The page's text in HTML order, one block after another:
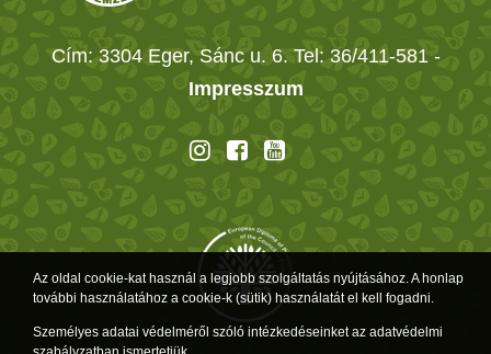
Cím: 3304 Eger, Sánc u. 6. Tel: 36/411-581 -
Impresszum
Az oldal cookie-kat használ a legjobb szolgáltatás nyújtásához. A honlap
további használatához a cookie-k (sütik) használatát el kell fogadni.
Személyes adatai védelméről szóló intézkedéseinket az adatvédelmi